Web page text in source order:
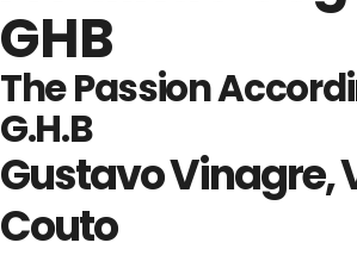
GHB
The Passion
G.H.B
Gustavo Vinagre,
Couto